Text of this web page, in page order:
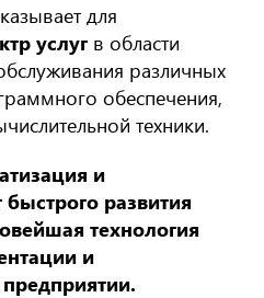
для
услуг в области
различных
обеспечения,
техники.
и
развития
технология
и